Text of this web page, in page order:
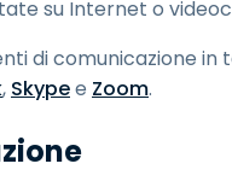
su Internet o
di comunicazione in
, Skypee Zoom.